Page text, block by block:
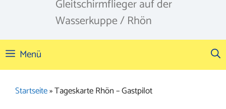
Gleitschirmflieger auf der
Wasserkuppe / Rhön
Menü
Startseite»Tageskarte Rhön – Gastpilot